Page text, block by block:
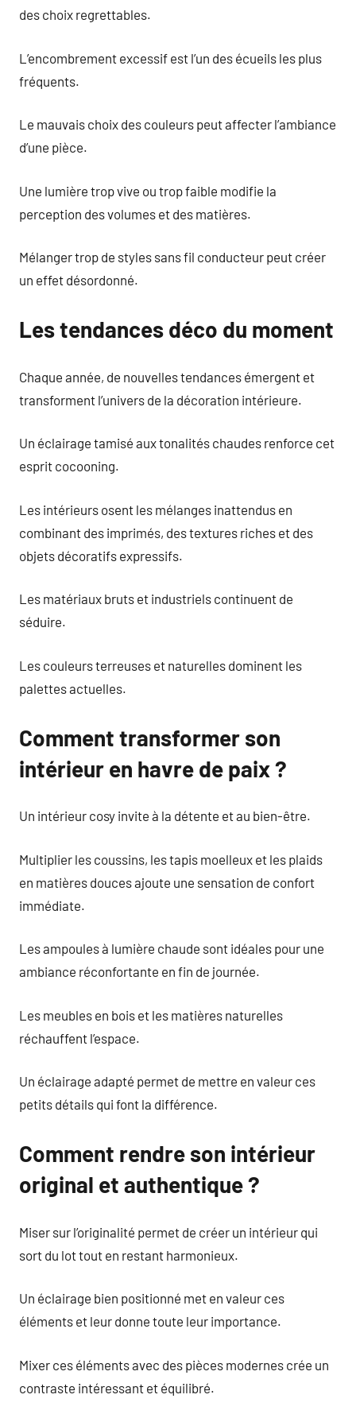
des choix regrettables.
L’encombrement excessif est l’un des écueils les plus
fréquents.
Le mauvais choix des couleurs peut affecter l’ambiance
d’une pièce.
Une lumière trop vive ou trop faible modifie la
perception des volumes et des matières.
Mélanger trop de styles sans fil conducteur peut créer
un effet désordonné.
Les tendances déco du moment
Chaque année, de nouvelles tendances émergent et
transforment l’univers de la décoration intérieure.
Un éclairage tamisé aux tonalités chaudes renforce cet
esprit cocooning.
Les intérieurs osent les mélanges inattendus en
combinant des imprimés, des textures riches et des
objets décoratifs expressifs.
Les matériaux bruts et industriels continuent de
séduire.
Les couleurs terreuses et naturelles dominent les
palettes actuelles.
Comment transformer son
intérieur en havre de paix ?
Un intérieur cosy invite à la détente et au bien-être.
Multiplier les coussins, les tapis moelleux et les plaids
en matières douces ajoute une sensation de confort
immédiate.
Les ampoules à lumière chaude sont idéales pour une
ambiance réconfortante en fin de journée.
Les meubles en bois et les matières naturelles
réchauffent l’espace.
Un éclairage adapté permet de mettre en valeur ces
petits détails qui font la différence.
Comment rendre son intérieur
original et authentique ?
Miser sur l’originalité permet de créer un intérieur qui
sort du lot tout en restant harmonieux.
Un éclairage bien positionné met en valeur ces
éléments et leur donne toute leur importance.
Mixer ces éléments avec des pièces modernes crée un
contraste intéressant et équilibré.